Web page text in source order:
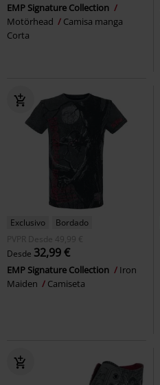
EMP Signature Collection
Motörhead
Camisa manga
Corta
Exclusivo
Bordado
PVPR
Desde 49,99 €
Desde 32,99 €
EMP Signature Collection
Iron
Maiden
Camiseta